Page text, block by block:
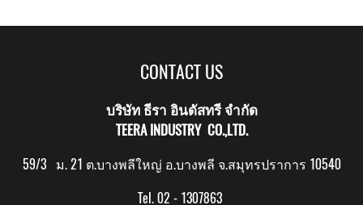
CONTACT US
บริษัท ธีรา อินดัสทรี จำกัด
TEERA INDUSTRY CO.,LTD.
59/3 ม. 21 ต.บางพลีใหญ่ อ.บางพลี จ.สมุทรปราการ 10540
Tel. 02 - 1307863